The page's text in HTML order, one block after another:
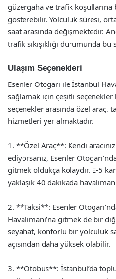
güzergaha ve trafik koşullarına
gösterebilir. Yolculuk süresi,
saat arasında değişmektedir.
trafik sıkışıklığı durumunda bu
Ulaşım Seçenekleri
Esenler Otogarı ile İstanbul
sağlamak için çeşitli seçenekler
seçenekler arasında özel araç,
hizmetleri yer almaktadır.
1. **Özel Araç**: Kendi
ediyorsanız, Esenler
gitmek oldukça kolaydır. E-5
yaklaşık 40 dakikada
2. **Taksi**: Esenler
Havalimanı’na gitmek de bir
seyahat, konforlu bir yolculuk
açısından daha yüksek olabilir.
3. **Otobüs**: İstanbul’da